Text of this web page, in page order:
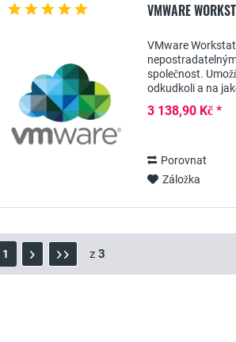
VMWARE
VMware
společnost.
odkudkoli a na
spustit více...
3 138,90 Kč *
Porovnat
Záložka
1 z 3